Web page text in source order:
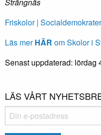
Strängnäs
Friskolor |
Läs merHÄR om Skolor i
Senast uppdaterad: lördag
LÄS VÅRT